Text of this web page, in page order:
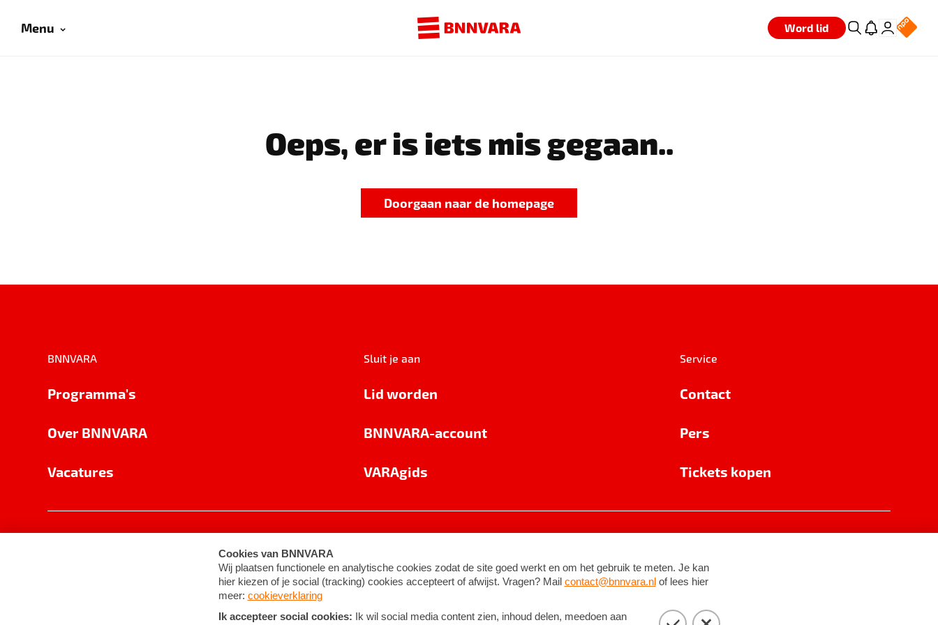
Menu Word lid
Oeps, er is iets mis gegaan..
Doorgaan naar de homepage
BNNVARA
Programma's
Over BNNVARA
Vacatures
Sluit je aan
Lid worden
BNNVARA-account
VARAgids
Service
Contact
Pers
Tickets kopen
Cookie-instellingen Algemene voorwaarden ©2026BNNVARA